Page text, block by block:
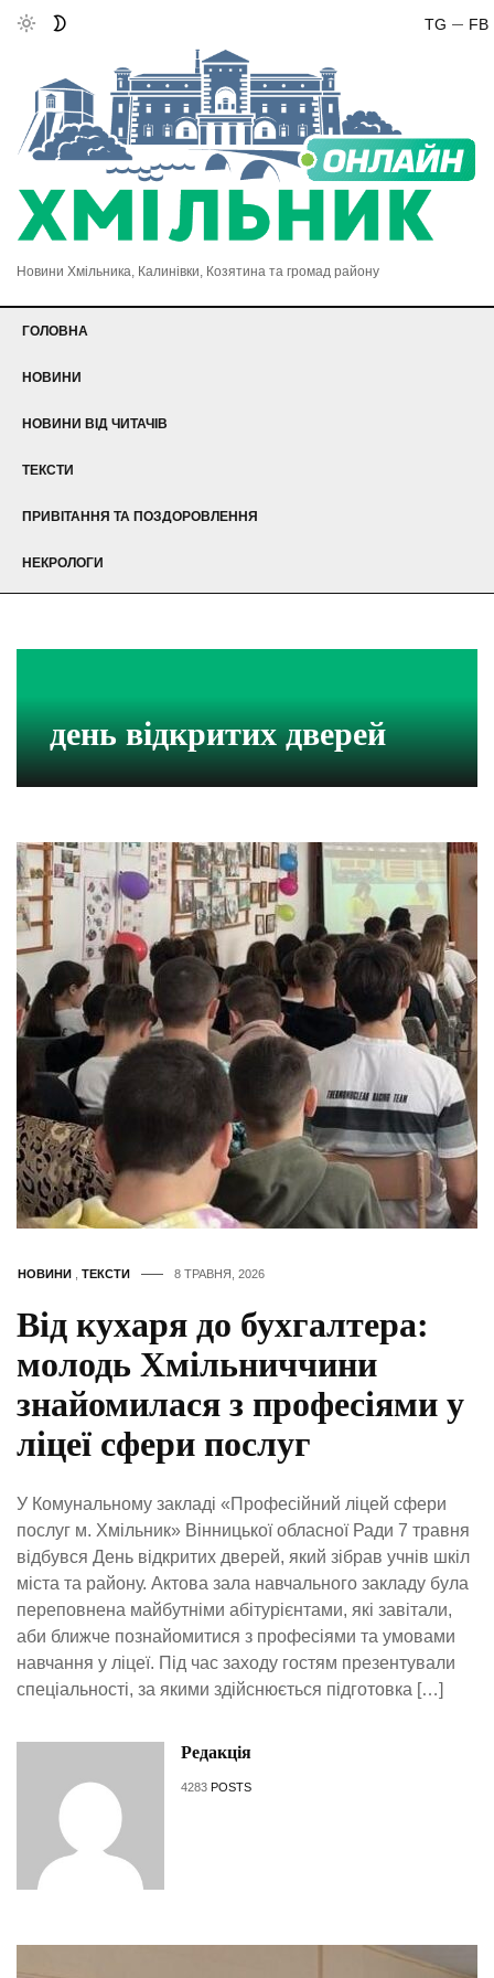
FB
TG
Новини Хмільника, Калинівки, Козятина та громад району
ГОЛОВНА
НОВИНИ
НОВИНИ ВІД ЧИТАЧІВ
ТЕКСТИ
ПРИВІТАННЯ ТА ПОЗДОРОВЛЕННЯ
НЕКРОЛОГИ
день відкритих дверей
НОВИНИ ТЕКСТИ 8 ТРАВНЯ, 2026
Від кухаря до бухгалтера:
молодь Хмільниччини
знайомилася з професіями у
ліцеї сфери послуг
У Комунальному закладі «Професійний ліцей сфери
послуг м. Хмільник» Вінницької обласної Ради 7 травня
відбувся День відкритих дверей, який зібрав учнів шкіл
міста та району. Актова зала навчального закладу була
переповнена майбутніми абітурієнтами, які завітали,
аби ближче познайомитися з професіями та умовами
навчання у ліцеї. Під час заходу гостям презентували
спеціальності, за якими здійснюється підготовка […]
Редакція
4283 POSTS